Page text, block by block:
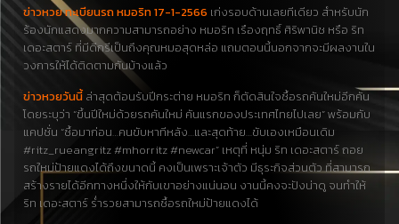
ข่าวหวย ทะเบียนรถ หมอริท 17-1-2566 เก่งรอบด้านเลยทีเดียว สำหรับนัก
ร้องนักแสดงมากความสามารถอย่าง หมอริท เรืองฤทธิ์ ศิริพานิช หรือ ริท
เดอะสตาร์ ที่มีดีกรีเป็นถึงคุณหมอสุดหล่อ แถมตอนนี้นอกจากจะมีผลงานใน
วงการให้ได้ติดตามกันบ้างแล้ว
ข่าวหวยวันนี้ ล่าสุดต้อนรับปีกระต่าย หมอริท ก็ตัดสินใจซื้อรถคันใหม่อีกคัน
โดยระบุว่า “ขึ้นปีใหม่ด้วยรถคันใหม่ คันแรกของประเทศไทยไปเลย” พร้อมกับ
แคปชั่น “ซื้อมาก่อน…คนขับหาทีหลัง…และสุดท้าย…ขับเองเหมือนเดิม
#ritz_rueangritz #mhorritz #newcar” เหตุที่ หนุ่ม ริท เดอะสตาร์ ถอย
รถใหม่ป้ายแดงได้ถึงขนาดนี้ คงเป็นเพราะเจ้าตัว มีธุระกิจส่วนตัว ที่สามารถ
สร้างรายได้อีกทางหนึ่งให้กับเขาอย่างแน่นอน งานนี้คงจะปังน่าดู จนทำให้
ริท เดอะสตาร์ ร่ำรวยสามารถซื้อรถใหม่ป้ายแดงได้